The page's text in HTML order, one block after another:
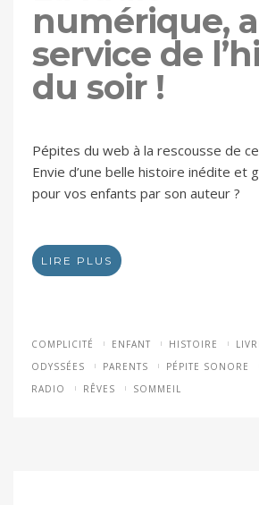
numérique,
service de
du soir !
Pépites du web à la rescousse de
Envie d’une belle histoire inédite et
pour vos enfants par son auteur ?
LIRE PLUS
COMPLICITÉ ENFANT HISTOIRE
ODYSSÉES
PARENTS PÉPITE SONORE
RADIO
RÊVES SOMMEIL